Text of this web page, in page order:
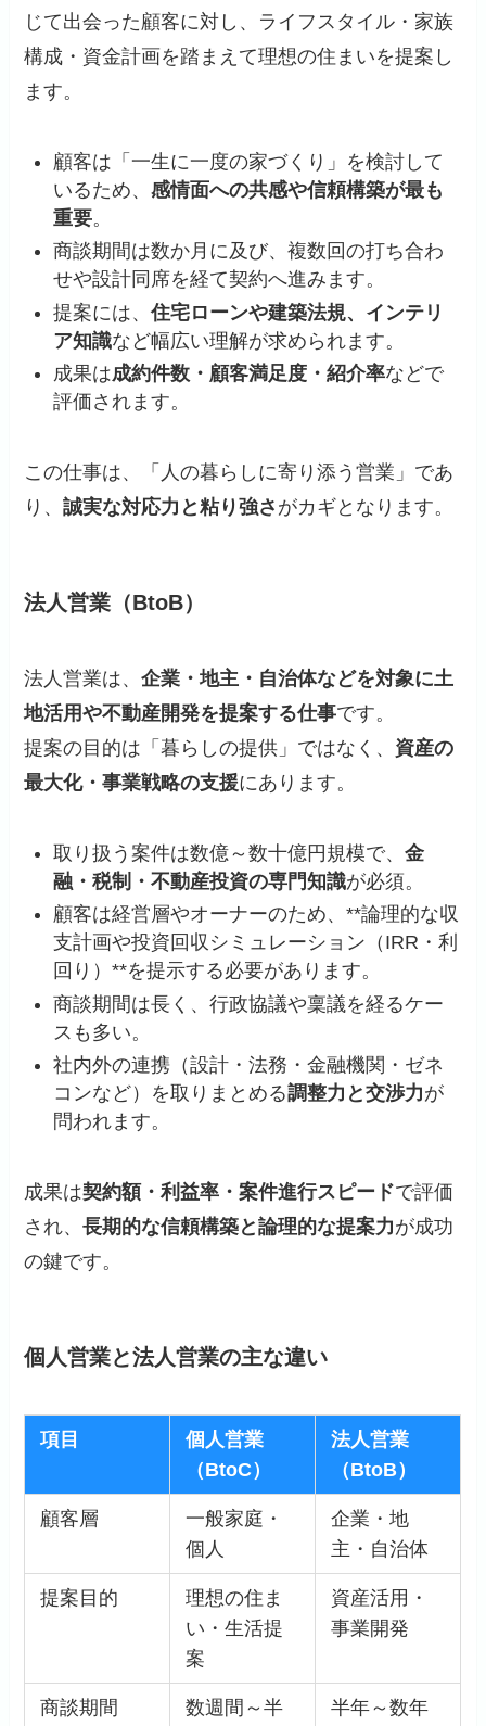
じて出会った顧客に対し、ライフスタイル・家族
構成・資金計画を踏まえて理想の住まいを提案し
ます。
顧客は「一生に一度の家づくり」を検討して
いるため、感情面への共感や信頼構築が最も
重要。
商談期間は数か月に及び、複数回の打ち合わ
せや設計同席を経て契約へ進みます。
提案には、住宅ローンや建築法規、インテリ
ア知識など幅広い理解が求められます。
成果は成約件数・顧客満足度・紹介率などで
評価されます。
この仕事は、「人の暮らしに寄り添う営業」であ
り、誠実な対応力と粘り強さ がカギとなります。
法人営業（BtoB）
法人営業は、企業・地主・自治体などを対象に土
地活用や不動産開発を提案する仕事です。
提案の目的は「暮らしの提供」ではなく、 資産の
最大化・事業戦略の支援にあります。
取り扱う案件は数億～数十億円規模で、金
融・税制・不動産投資の専門知識が必須。
顧客は経営層やオーナーのため、**論理的な収
支計画や投資回収シミュレーション（IRR・利
回り）**を提示する必要があります。
商談期間は長く、行政協議や稟議を経るケー
スも多い。
社内外の連携（設計・法務・金融機関・ゼネ
コンなど）を取りまとめる調整力と交渉力が
問われます。
成果は契約額・利益率・案件進行スピードで評価
され、長期的な信頼構築と論理的な提案力が成功
の鍵です。
個人営業と法人営業の主な違い
項目
個人営業
（BtoC）
法人営業
（BtoB）
顧客層
一般家庭・
個人
企業・地
主・自治体
提案目的
理想の住ま
い・生活提
案
資産活用・
事業開発
商談期間
数週間～半
半年～数年